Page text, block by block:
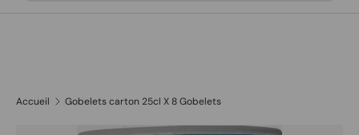
Accueil Gobelets carton 25cl X 8 Gobelets